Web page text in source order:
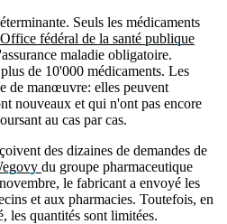
Seuls les médicaments
fédéral de la santé publique
maladie obligatoire.
de 10'000 médicaments. Les
de manœuvre: elles peuvent
nouveaux et qui n'ont pas encore
au cas par cas.
des dizaines de demandes de
du groupe pharmaceutique
le fabricant a envoyé les
et aux pharmacies. Toutefois, en
les quantités sont limitées.